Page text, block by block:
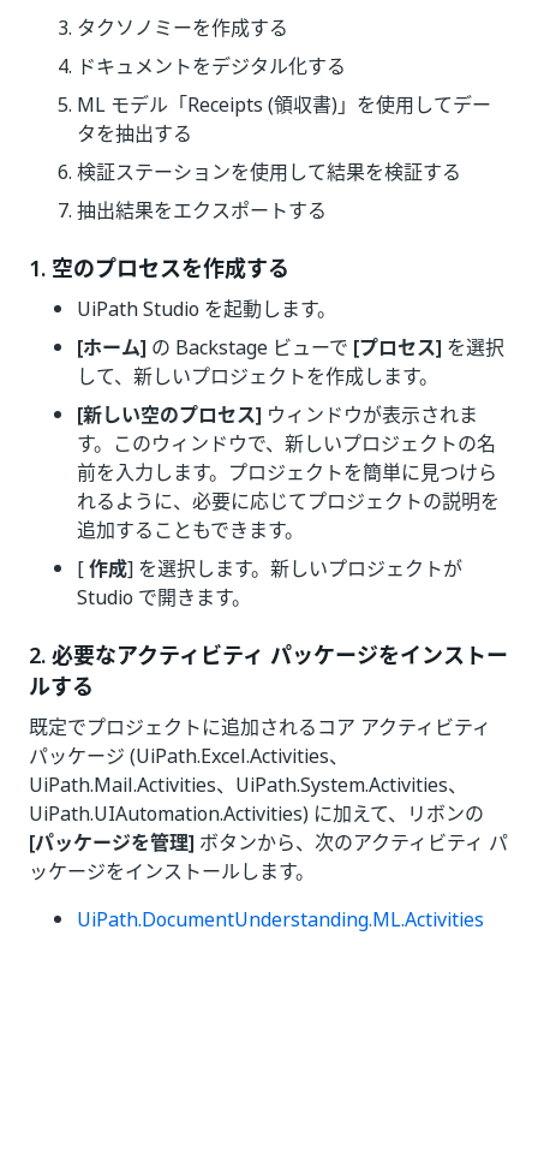
タクソノミーを作成する
ドキュメントをデジタル化する
ML モデル「Receipts (領収書)」を使用してデー
タを抽出する
検証ステーションを使用して結果を検証する
抽出結果をエクスポートする
1. 空のプロセスを作成する
UiPath Studio を起動します。
[ホーム] の Backstage ビューで [プロセス] を選択
して、新しいプロジェクトを作成します。
[新しい空のプロセス] ウィンドウが表示されま
す。このウィンドウで、新しいプロジェクトの名
前を入力します。プロジェクトを簡単に見つけら
れるように、必要に応じてプロジェクトの説明を
追加することもできます。
[作成] を選択します。新しいプロジェクトが
Studio で開きます。
2. 必要なアクティビティ パッケージをインストー
ルする
既定でプロジェクトに追加されるコア アクティビティ
パッケージ (UiPath.Excel.Activities、
UiPath.Mail.Activities、UiPath.System.Activities、
UiPath.UIAutomation.Activities) に加えて、リボンの
[パッケージを管理] ボタンから、次のアクティビティ パ
ッケージをインストールします。
UiPath.DocumentUnderstanding.ML.Activities